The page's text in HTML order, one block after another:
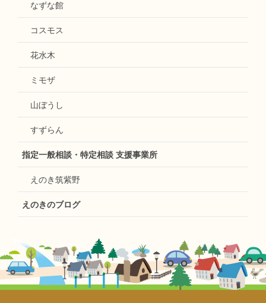
なずな館
コスモス
花水木
ミモザ
山ぼうし
すずらん
指定一般相談・特定相談 支援事業所
えのき筑紫野
えのきのブログ